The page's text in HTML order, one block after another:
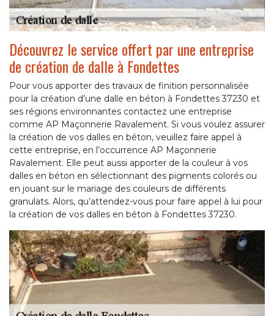
Découvrez le service offert par une entreprise
de création de dalle à Fondettes
Pour vous apporter des travaux de finition personnalisée
pour la création d’une dalle en béton à Fondettes 37230 et
ses régions environnantes contactez une entreprise
comme AP Maçonnerie Ravalement. Si vous voulez assurer
la création de vos dalles en béton, veuillez faire appel à
cette entreprise, en l’occurrence AP Maçonnerie
Ravalement. Elle peut aussi apporter de la couleur à vos
dalles en béton en sélectionnant des pigments colorés ou
en jouant sur le mariage des couleurs de différents
granulats. Alors, qu’attendez-vous pour faire appel à lui pour
la création de vos dalles en béton à Fondettes 37230.